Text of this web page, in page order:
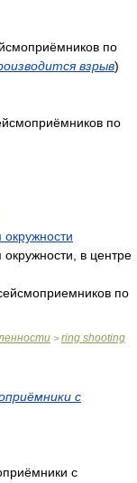
по
взрыв)
по
в центре
по
> ring shooting
с
с